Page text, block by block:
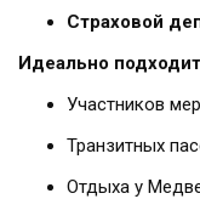
Страховой
Идеально
Участников
Транзитных
Отдыха у